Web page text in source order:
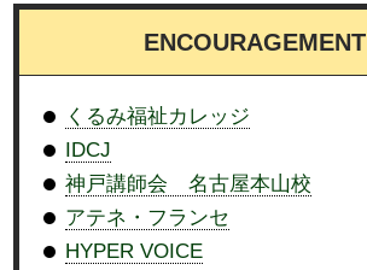
ENCOURAGEMENT
くるみ福祉カレッジ
IDCJ
神戸講師会 名古屋本山校
アテネ・フランセ
HYPER VOICE